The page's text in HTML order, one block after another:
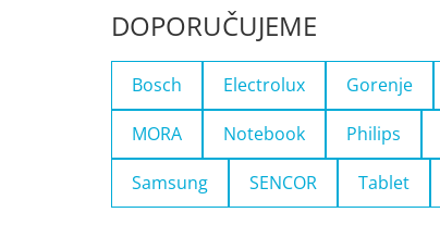
DOPORUČUJEME
Bosch Electrolux Gorenje
MORA Notebook Philips
Samsung SENCOR Tablet